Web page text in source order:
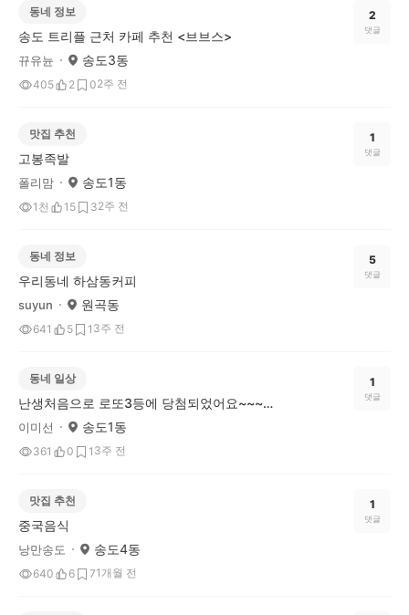
동네 정보
송도 트리플 근처 카페 추천 <브브스>
뀨유뉸 송도3동
405 2 02주 전
2
댓글
맛집 추천
고봉족발
폴리맘 송도1동
1천 15 32주 전
1
댓글
동네 정보
우리동네 하삼동커피
suyun 원곡동
641 5 1 3주 전
5
댓글
동네 일상
난생처음으로 로또3등에 당첨되었어요~~~무료로 수동번호받고 너무 깜짝놀랐어요~
이미선 송도1동
361 0 1 3주 전
1
댓글
맛집 추천
중국음식
낭만송도 송도4동
640 6 71개월 전
1
댓글